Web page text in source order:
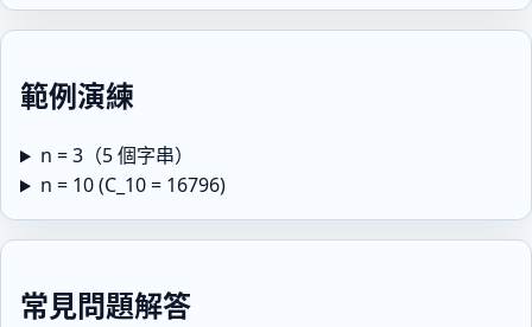
範例演練
n = 3（5 個字串）
n = 10 (C_10 = 16796)
常見問題解答